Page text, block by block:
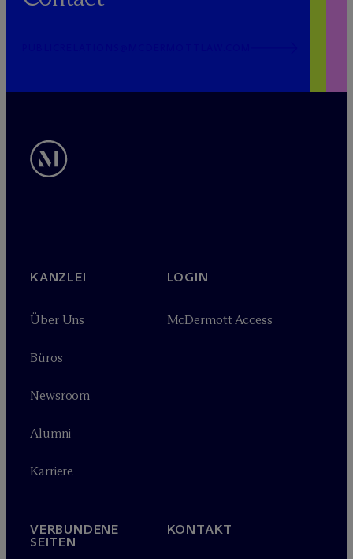
KANZLEI
Über Uns
Büros
Newsroom
Alumni
Karriere
LOGIN
McDermott Access
VERBUNDENE
SEITEN
KONTAKT